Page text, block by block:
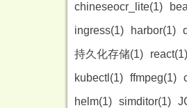
chineseocr_lite(1)
ingress(1)
harbor(1)
持久化存储(1)
react(1)
kubectl(1) ffmpeg(1)
helm(1) simditor(1)